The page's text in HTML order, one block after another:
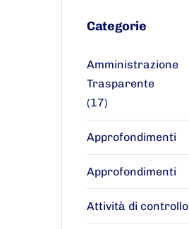
Categorie
Amministrazione
Trasparente
(17)
Approfondimenti
Approfondimenti
Attività di controllo